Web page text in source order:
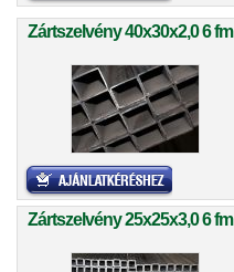
Zártszelvény 40x30x2,0 6 fm
Zártszelvény 25x25x3,0 6 fm